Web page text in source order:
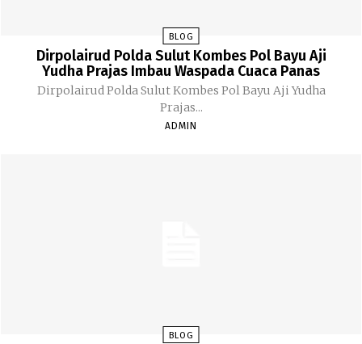
BLOG
Dirpolairud Polda Sulut Kombes Pol Bayu Aji
Yudha Prajas Imbau Waspada Cuaca Panas
Dirpolairud Polda Sulut Kombes Pol Bayu Aji Yudha
Prajas...
ADMIN
BLOG